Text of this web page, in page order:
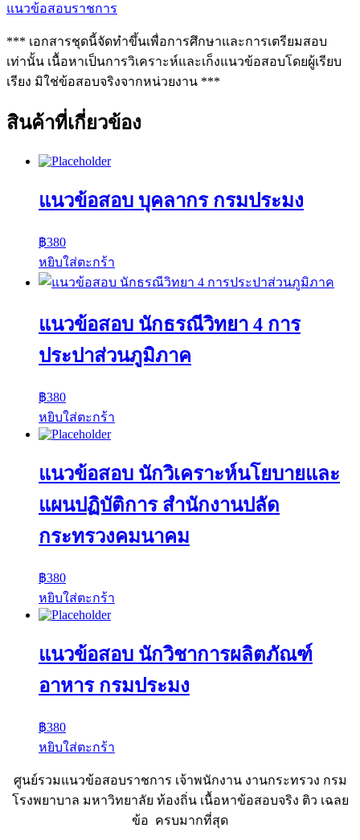
แนวข้อสอบราชการ
*** เอกสารชุดนี้จัดทำขึ้นเพื่อการศึกษาและการเตรียมสอบ
เท่านั้น เนื้อหาเป็นการวิเคราะห์และเก็งแนวข้อสอบโดยผู้เรียบ
เรียง มิใช่ข้อสอบจริงจากหน่วยงาน ***
สินค้าที่เกี่ยวข้อง
แนวข้อสอบ บุคลากร กรมประมง
฿380
หยิบใส่ตะกร้า
แนวข้อสอบ นักธรณีวิทยา 4 การ
ประปาส่วนภูมิภาค
฿380
หยิบใส่ตะกร้า
แนวข้อสอบ นักวิเคราะห์นโยบายและ
แผนปฏิบัติการ สำนักงานปลัด
กระทรวงคมนาคม
฿380
หยิบใส่ตะกร้า
แนวข้อสอบ นักวิชาการผลิตภัณฑ์
อาหาร กรมประมง
฿380
หยิบใส่ตะกร้า
ศูนย์รวมแนวข้อสอบราชการ เจ้าพนักงาน งานกระทรวง กรม
โรงพยาบาล มหาวิทยาลัย ท้องถิ่น เนื้อหาข้อสอบจริง ติว เฉลย
ข้อ ครบมากที่สุด